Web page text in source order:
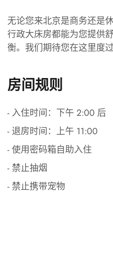
无论您来北京是商务还是
行政大床房都能为您提供
衡。我们期待您在这里度
房间规则
- 入住时间：下午 2:00 后
- 退房时间：上午 11:00
- 使用密码箱自助入住
- 禁止抽烟
- 禁止携带宠物